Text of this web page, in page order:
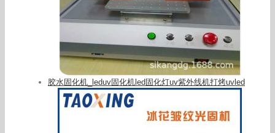
胶水固化机_leduv固化机led固化灯uv紫外线机打烤uvled